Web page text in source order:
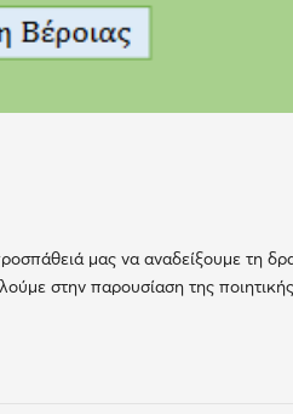
μας να αναδείξουμε τη
στην παρουσίαση της